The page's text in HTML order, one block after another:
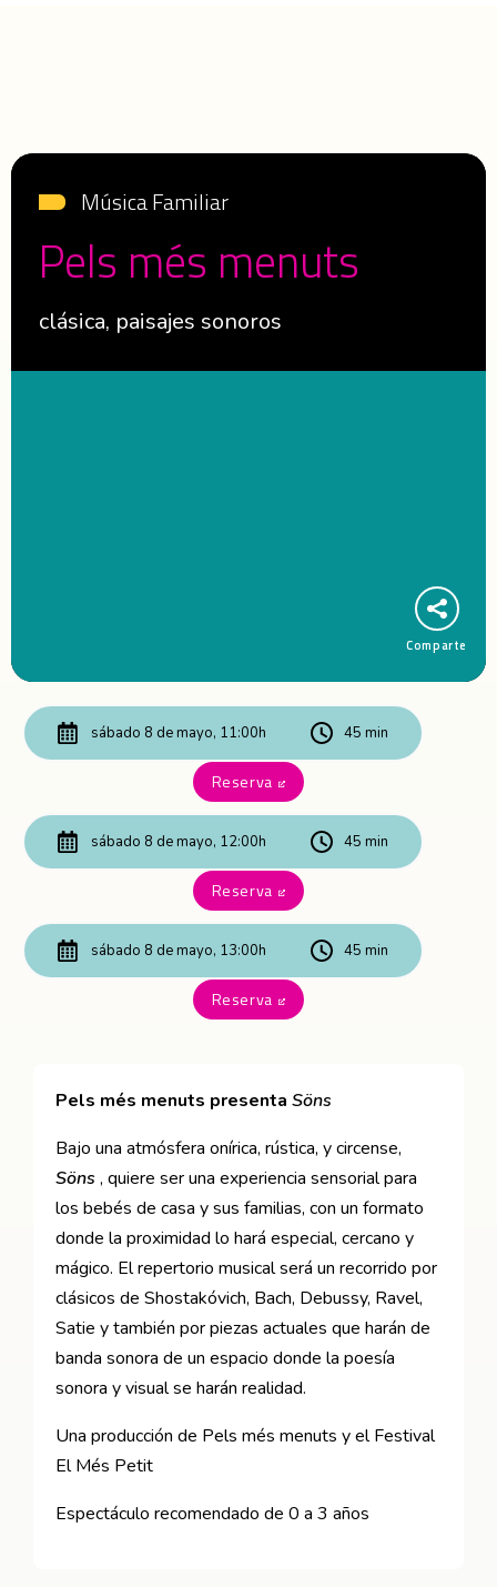
Música Familiar
Pels més menuts
clásica, paisajes sonoros
Comparte
sábado 8 de mayo, 11:00h 45 min
Reserva Abre en nueva ventana
sábado 8 de mayo, 12:00h 45 min
Reserva Abre en nueva ventana
sábado 8 de mayo, 13:00h 45 min
Reserva Abre en nueva ventana
Pels més menuts presenta Söns
Bajo una atmósfera onírica, rústica, y circense,
Söns , quiere ser una experiencia sensorial para
los bebés de casa y sus familias, con un formato
donde la proximidad lo hará especial, cercano y
mágico. El repertorio musical será un recorrido por
clásicos de Shostakóvich, Bach, Debussy, Ravel,
Satie y también por piezas actuales que harán de
banda sonora de un espacio donde la poesía
sonora y visual se harán realidad.
Una producción de Pels més menuts y el Festival
El Més Petit
Espectáculo recomendado de 0 a 3 años